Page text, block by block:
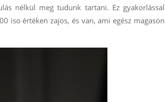
nélkül meg tudunk tartani. Ez gyakorlással
iso értéken zajos, és van, ami egész magason